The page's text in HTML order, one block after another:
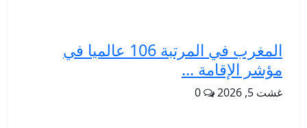
المغرب في المرتبة 106 عالميا في
مؤشر الإقامة ...
غشت 5, 2026 0